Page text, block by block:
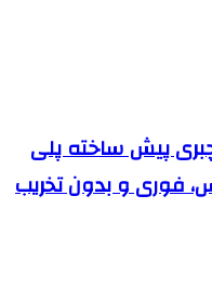
پیش ساخته پلی
فوری و بدون تخریب